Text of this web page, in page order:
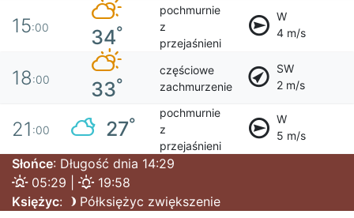
15:00 34°
pochmurnie
z
przejaśnieni
W
4 m/s
18:00 33°
częściowe
zachmurzenie
SW
2 m/s
21 :00 27°
pochmurnie
z
przejaśnieni
W
5 m/s
Słońce: Długość dnia 14:29
05:29 |
19:58
Księżyc: Półksiężyc zwiększenie